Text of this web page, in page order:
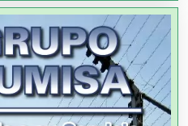
para Fiestas
Mesas